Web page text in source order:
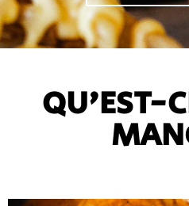
QU'EST-